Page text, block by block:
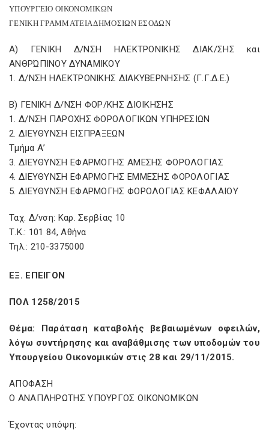
ΥΠΟΥΡΓΕΙΟ ΟΙΚΟΝΟΜΙΚΩΝ
ΓΕΝΙΚΗ ΓΡΑΜΜΑΤΕΙΑ ΔΗΜΟΣΙΩΝ ΕΣΟΔΩΝ
Α) ΓΕΝΙΚΗ Δ/ΝΣΗ ΗΛΕΚΤΡΟΝΙΚΗΣ ΔΙΑΚ/ΣΗΣ και
ΑΝΘΡΏΠΙΝΟΥ ΔΥΝΑΜΙΚΟΥ
1. Δ/ΝΣΗ ΗΛΕΚΤΡΟΝΙΚΗΣ ΔΙΑΚΥΒΕΡΝΗΣΗΣ (Γ.Γ.Δ.Ε.)
Β) ΓΕΝΙΚΗ Δ/ΝΣΗ ΦΟΡ/ΚΗΣ ΔΙΟΙΚΗΣΗΣ
1. Δ/ΝΣΗ ΠΑΡΟΧΗΣ ΦΟΡΟΛΟΓΙΚΩΝ ΥΠΗΡΕΣΙΩΝ
2. ΔΙΕΥΘΥΝΣΗ ΕΙΣΠΡΑΞΕΩΝ
Τμήμα Α’
3. ΔΙΕΥΘΥΝΣΗ ΕΦΑΡΜΟΓΗΣ ΑΜΕΣΗΣ ΦΟΡΟΛΟΓΙΑΣ
4. ΔΙΕΥΘΥΝΣΗ ΕΦΑΡΜΟΓΗΣ ΕΜΜΕΣΗΣ ΦΟΡΟΛΟΓΙΑΣ
5. ΔΙΕΥΘΥΝΣΗ ΕΦΑΡΜΟΓΗΣ ΦΟΡΟΛΟΓΙΑΣ ΚΕΦΑΛΑΙΟΥ
Ταχ. Δ/νση: Καρ. Σερβίας 10
Τ.Κ.: 101 84, Αθήνα
Τηλ.: 210-3375000
ΕΞ. ΕΠΕΙΓΟΝ
ΠΟΛ 1258/2015
Θέμα: Παράταση καταβολής βεβαιωμένων οφειλών,
λόγω συντήρησης και αναβάθμισης των υποδομών του
Υπουργείου Οικονομικών στις 28 και 29/11/2015.
ΑΠΟΦΑΣΗ
Ο ΑΝΑΠΛΗΡΩΤΗΣ ΥΠΟΥΡΓΟΣ ΟΙΚΟΝΟΜΙΚΩΝ
Έχοντας υπόψη: